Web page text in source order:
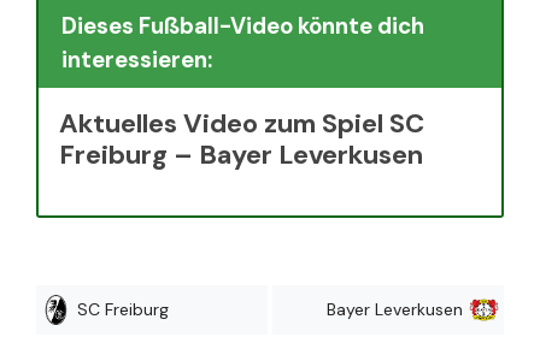
Dieses Fußball-Video könnte dich
interessieren:
Aktuelles Video zum Spiel SC
Freiburg – Bayer Leverkusen
SC Freiburg Bayer Leverkusen